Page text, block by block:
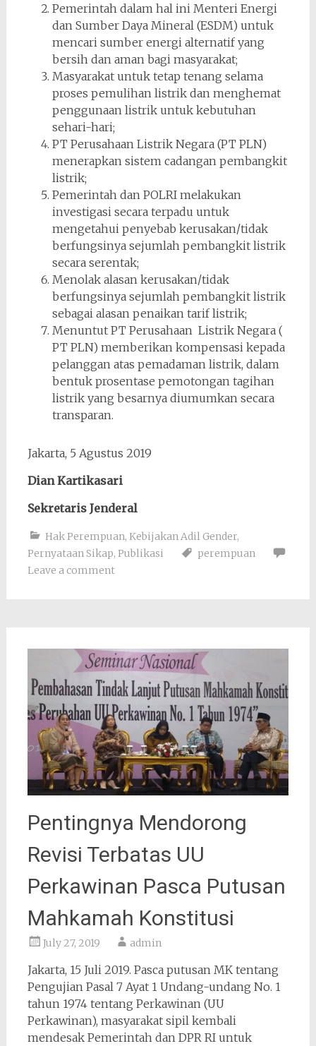
Pemerintah dalam hal ini Menteri Energi
dan Sumber Daya Mineral (ESDM) untuk
mencari sumber energi alternatif yang
bersih dan aman bagi masyarakat;
Masyarakat untuk tetap tenang selama
proses pemulihan listrik dan menghemat
penggunaan listrik untuk kebutuhan
sehari-hari;
PT Perusahaan Listrik Negara (PT PLN)
menerapkan sistem cadangan pembangkit
listrik;
Pemerintah dan POLRI melakukan
investigasi secara terpadu untuk
mengetahui penyebab kerusakan/tidak
berfungsinya sejumlah pembangkit listrik
secara serentak;
Menolak alasan kerusakan/tidak
berfungsinya sejumlah pembangkit listrik
sebagai alasan penaikan tarif listrik;
Menuntut PT Perusahaan Listrik Negara (
PT PLN) memberikan kompensasi kepada
pelanggan atas pemadaman listrik, dalam
bentuk prosentase pemotongan tagihan
listrik yang besarnya diumumkan secara
transparan.
Jakarta, 5 Agustus 2019
Dian Kartikasari
Sekretaris Jenderal
Hak Perempuan, Kebijakan Adil Gender,
Pernyataan Sikap, Publikasi
perempuan
Leave a comment
Pentingnya Mendorong
Revisi Terbatas UU
Perkawinan Pasca Putusan
Mahkamah Konstitusi
July 27, 2019 admin
Jakarta, 15 Juli 2019. Pasca putusan MK tentang
Pengujian Pasal 7 Ayat 1 Undang-undang No. 1
tahun 1974 tentang Perkawinan (UU
Perkawinan), masyarakat sipil kembali
mendesak Pemerintah dan DPR RI untuk